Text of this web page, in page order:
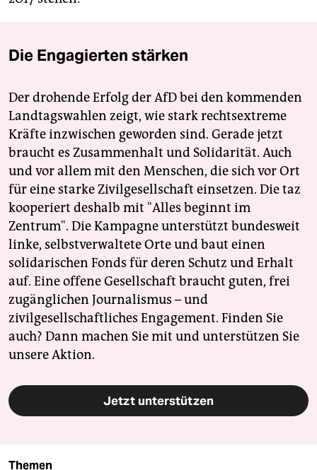
Die Engagierten stärken
Der drohende Erfolg der AfD bei den kommenden
Landtagswahlen zeigt, wie stark rechtsextreme
Kräfte inzwischen geworden sind. Gerade jetzt
braucht es Zusammenhalt und Solidarität. Auch
und vor allem mit den Menschen, die sich vor Ort
für eine starke Zivilgesellschaft einsetzen. Die taz
kooperiert deshalb mit "Alles beginnt im
Zentrum". Die Kampagne unterstützt bundesweit
linke, selbstverwaltete Orte und baut einen
solidarischen Fonds für deren Schutz und Erhalt
auf. Eine offene Gesellschaft braucht guten, frei
zugänglichen Journalismus – und
zivilgesellschaftliches Engagement. Finden Sie
auch? Dann machen Sie mit und unterstützen Sie
unsere Aktion.
Jetzt unterstützen
Themen